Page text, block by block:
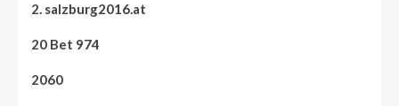
2. salzburg2016.at
20 Bet 974
2060